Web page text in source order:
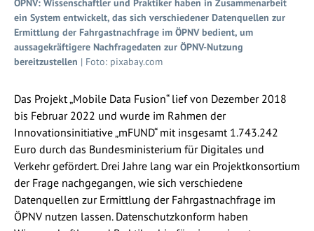
ÖPNV: Wissenschaftler und Praktiker haben in Zusammenarbeit
ein System entwickelt, das sich verschiedener Datenquellen zur
Ermittlung der Fahrgastnachfrage im ÖPNV bedient, um
aussagekräftigere Nachfragedaten zur ÖPNV-Nutzung
bereitzustellen | Foto: pixabay.com
Das Projekt „Mobile Data Fusion“ lief von Dezember 2018
bis Februar 2022 und wurde im Rahmen der
Innovationsinitiative „mFUND“ mit insgesamt 1.743.242
Euro durch das Bundesministerium für Digitales und
Verkehr gefördert. Drei Jahre lang war ein Projektkonsortium
der Frage nachgegangen, wie sich verschiedene
Datenquellen zur Ermittlung der Fahrgastnachfrage im
ÖPNV nutzen lassen. Datenschutzkonform haben